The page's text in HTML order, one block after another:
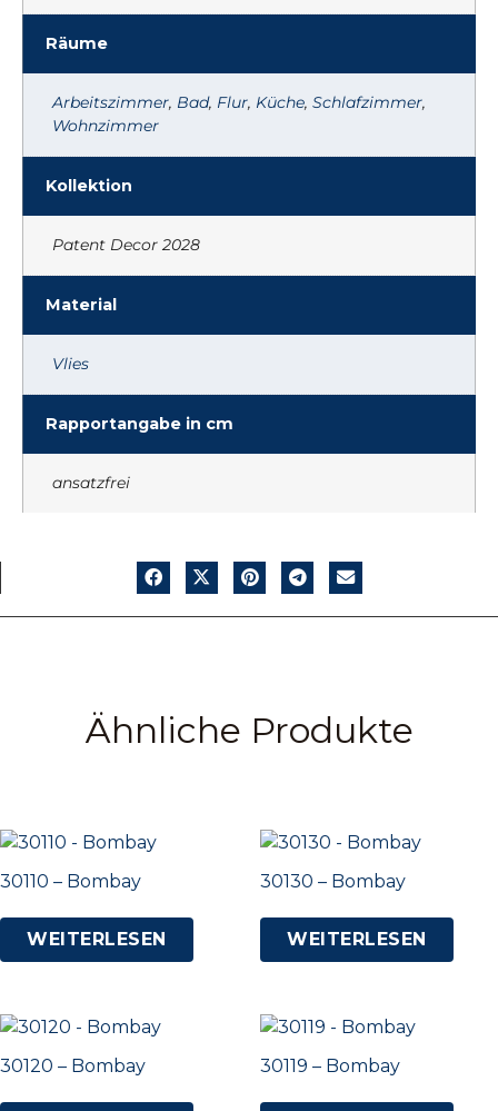
Räume
Arbeitszimmer, Bad, Flur, Küche, Schlafzimmer,
Wohnzimmer
Kollektion
Patent Decor 2028
Material
Vlies
Rapportangabe in cm
ansatzfrei
Ähnliche Produkte
30110 – Bombay
WEITERLESEN
30130 – Bombay
WEITERLESEN
30120 – Bombay 30119 – Bombay